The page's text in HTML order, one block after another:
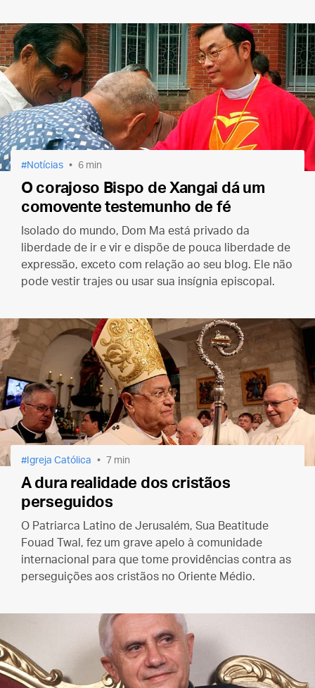
Notícias 6 min
O corajoso Bispo de Xangai dá um
comovente testemunho de fé
Isolado do mundo, Dom Ma está privado da
liberdade de ir e vir e dispõe de pouca liberdade de
expressão, exceto com relação ao seu blog. Ele não
pode vestir trajes ou usar sua insígnia episcopal.
Igreja Católica 7 min
A dura realidade dos cristãos
perseguidos
O Patriarca Latino de Jerusalém, Sua Beatitude
Fouad Twal, fez um grave apelo à comunidade
internacional para que tome providências contra as
perseguições aos cristãos no Oriente Médio.